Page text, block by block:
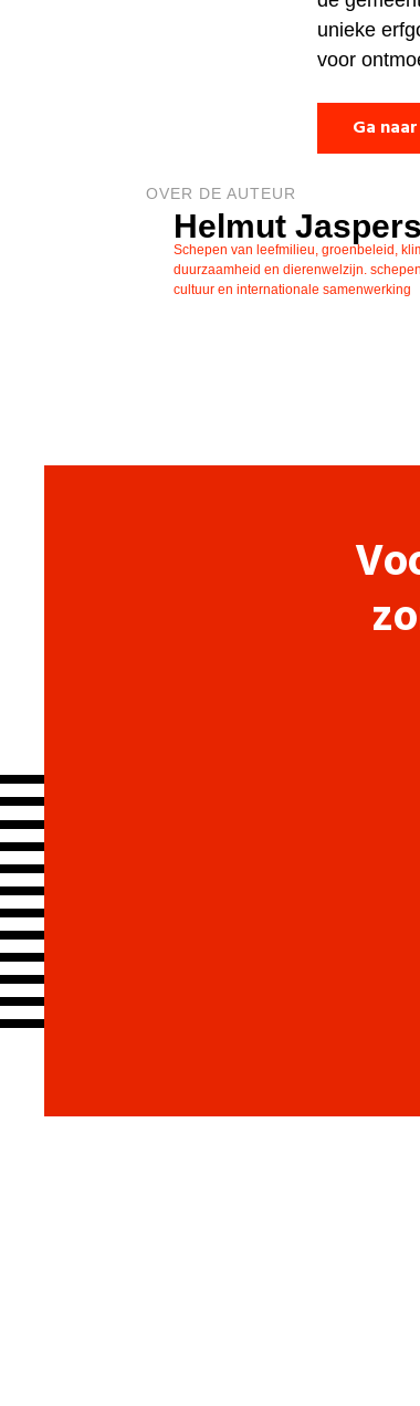
unieke
voor
Ga
OVER DE AUTEUR
Helmut Jaspers
Schepen van leefmilieu, groenbeleid,
duurzaamheid en dierenwelzijn.
cultuur en internationale samenwerking